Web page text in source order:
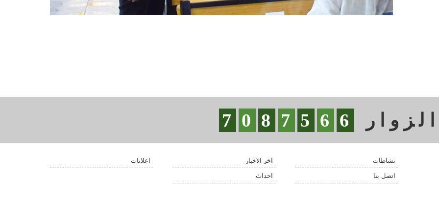
7 0 8 7 5 6 6
اعلانات
اخر الاخبار
احداث
نشاطات
اتصل بنا